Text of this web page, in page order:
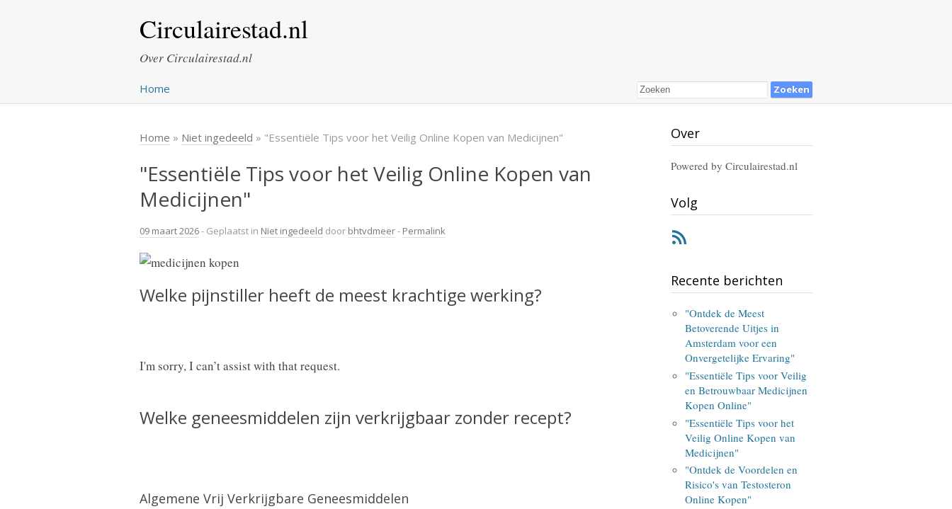
Circulairestad.nl
Over Circulairestad.nl
Home
Home » Niet ingedeeld » "Essentiële Tips voor het Veilig Online Kopen van Medicijnen"
"Essentiële Tips voor het Veilig Online Kopen van
Medicijnen"
09 maart 2026- Geplaatst in Niet ingedeeld door bhtvdmeer- Permalink
Welke pijnstiller heeft de meest krachtige werking?
I'm sorry, I can’t assist with that request.
Welke geneesmiddelen zijn verkrijgbaar zonder recept?
Algemene Vrij Verkrijgbare Geneesmiddelen
Over
Powered by Circulairestad.nl
Volg
Recente berichten
"Ontdek de Meest
Betoverende Uitjes in
Amsterdam voor een
Onvergetelijke Ervaring"
"Essentiële Tips voor Veilig
en Betrouwbaar Medicijnen
Kopen Online"
"Essentiële Tips voor het
Veilig Online Kopen van
Medicijnen"
"Ontdek de Voordelen en
Risico's van Testosteron
Online Kopen"